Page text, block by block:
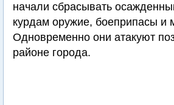
начали сбрасывать
курдам оружие, боеприпасы и
Одновременно они атакуют
районе города.